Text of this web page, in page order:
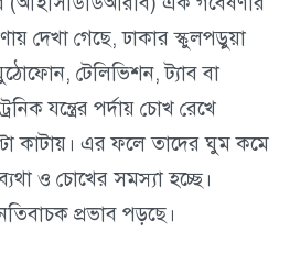
দেখা গেছে, ঢাকার স্কুলপড়ুয়া
টেলিভিশন, ট্যাব বা
যন্ত্রের পর্দায় চোখ রেখে
কাটায়। এর ফলে তাদের ঘুম কমে
ও চোখের সমস্যা হচ্ছে।
প্রভাব পড়ছে।